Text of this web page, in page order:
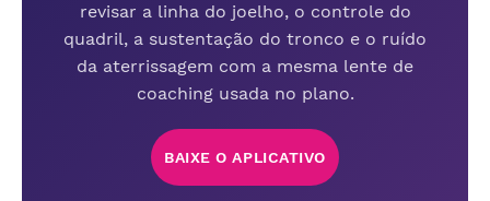
revisar a linha do joelho, o controle do
quadril, a sustentação do tronco e o ruído
da aterrissagem com a mesma lente de
coaching usada no plano.
BAIXE O APLICATIVO